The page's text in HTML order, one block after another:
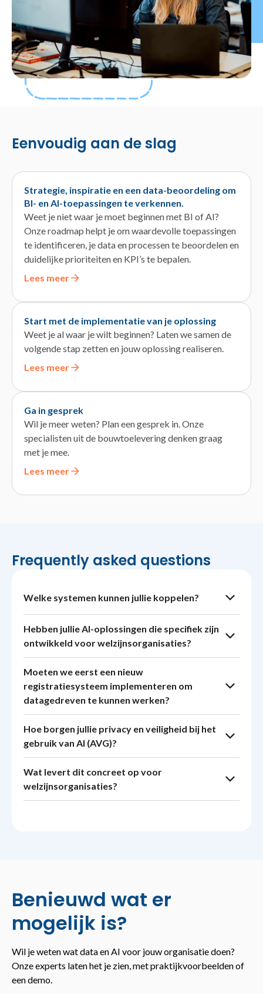
Eenvoudig aan de slag
Strategie, inspiratie en een data-beoordeling om
BI- en AI-toepassingen te verkennen.
Weet je niet waar je moet beginnen met BI of AI?
Onze roadmap helpt je om waardevolle toepassingen
te identificeren, je data en processen te beoordelen en
duidelijke prioriteiten en KPI’s te bepalen.
Lees meer
Start met de implementatie van je oplossing
Weet je al waar je wilt beginnen? Laten we samen de
volgende stap zetten en jouw oplossing realiseren.
Lees meer
Ga in gesprek
Wil je meer weten? Plan een gesprek in. Onze
specialisten uit de bouwtoelevering denken graag
met je mee.
Lees meer
Frequently asked questions
Welke systemen kunnen jullie koppelen?
Hebben jullie AI-oplossingen die specifiek zijn
ontwikkeld voor welzijnsorganisaties?
Moeten we eerst een nieuw
registratiesysteem implementeren om
datagedreven te kunnen werken?
Hoe borgen jullie privacy en veiligheid bij het
gebruik van AI (AVG)?
Wat levert dit concreet op voor
welzijnsorganisaties?
Benieuwd wat er
mogelijk is?
Wil je weten wat data en AI voor jouw organisatie doen?
Onze experts laten het je zien, met praktijkvoorbeelden of
een demo.